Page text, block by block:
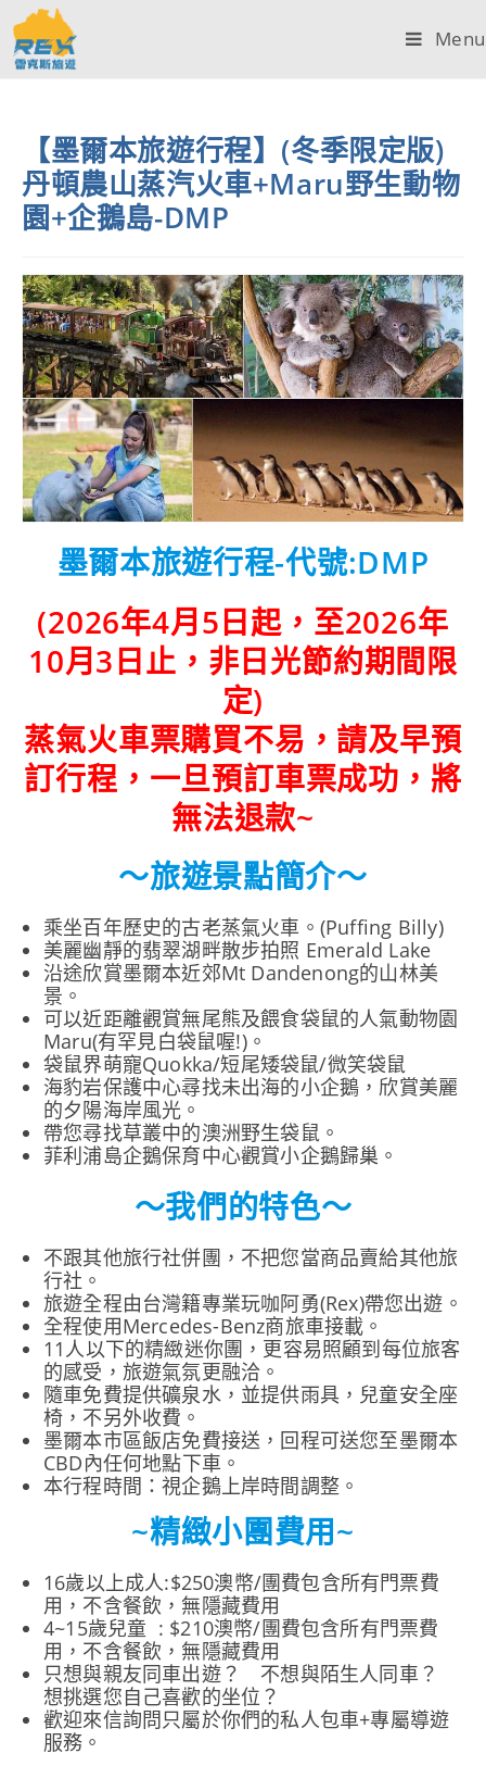
Menu
【墨爾本旅遊行程】(冬季限定版)
丹頓農山蒸汽火車+Maru野生動物
園+企鵝島-DMP
墨爾本旅遊行程-代號:DMP
(2026年4月5日起，至2026年
10月3日止，非日光節約期間限
定)
蒸氣火車票購買不易，請及早預
訂行程，一旦預訂車票成功，將
無法退款~
～旅遊景點簡介～
乘坐百年歷史的古老蒸氣火車。(Puffing Billy)
美麗幽靜的翡翠湖畔散步拍照 Emerald Lake
沿途欣賞墨爾本近郊Mt Dandenong的山林美
景。
可以近距離觀賞無尾熊及餵食袋鼠的人氣動物園
Maru(有罕見白袋鼠喔!)。
袋鼠界萌寵Quokka/短尾矮袋鼠/微笑袋鼠
海豹岩保護中心尋找未出海的小企鵝，欣賞美麗
的夕陽海岸風光。
帶您尋找草叢中的澳洲野生袋鼠。
菲利浦島企鵝保育中心觀賞小企鵝歸巢。
～我們的特色～
不跟其他旅行社併團，不把您當商品賣給其他旅
行社。
旅遊全程由台灣籍專業玩咖阿勇(Rex)帶您出遊。
全程使用Mercedes-Benz商旅車接載。
11人以下的精緻迷你團，更容易照顧到每位旅客
的感受，旅遊氣氛更融洽。
隨車免費提供礦泉水，並提供雨具，兒童安全座
椅，不另外收費。
墨爾本市區飯店免費接送，回程可送您至墨爾本
CBD內任何地點下車。
本行程時間：視企鵝上岸時間調整。
~精緻小團費用~
16歲以上成人:$250澳幣/團費包含所有門票費
用，不含餐飲，無隱藏費用
4~15歲兒童 : $210澳幣/團費包含所有門票費
用，不含餐飲，無隱藏費用
只想與親友同車出遊？ 不想與陌生人同車？
想挑選您自己喜歡的坐位？
歡迎來信詢問只屬於你們的私人包車+專屬導遊
服務。